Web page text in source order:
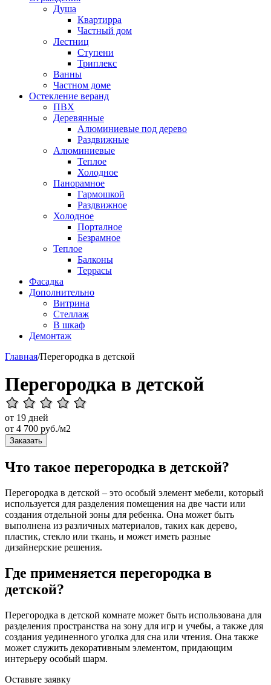
Душа
Квартирра
Частный дом
Лестниц
Ступени
Триплекс
Ванны
Частном доме
Остекление веранд
ПВХ
Деревянные
Алюминиевые под дерево
Раздвижные
Алюминиевые
Теплое
Холодное
Панорамное
Гармошкой
Раздвижное
Холодное
Порталное
Безрамное
Теплое
Балконы
Террасы
Фасадка
Дополнительно
Витрина
Стеллаж
В шкаф
Демонтаж
Главная/Перегородка в детской
Перегородка в детской
от 19 дней
от 4 700 руб./м2
Заказать
Что такое перегородка в детской?
Перегородка в детской – это особый элемент мебели, который
используется для разделения помещения на две части или
создания отдельной зоны для ребенка. Она может быть
выполнена из различных материалов, таких как дерево,
пластик, стекло или ткань, и может иметь разные
дизайнерские решения.
Где применяется перегородка в
детской?
Перегородка в детской комнате может быть использована для
разделения пространства на зону для игр и учебы, а также для
создания уединенного уголка для сна или чтения. Она также
может служить декоративным элементом, придающим
интерьеру особый шарм.
Оставьте заявку